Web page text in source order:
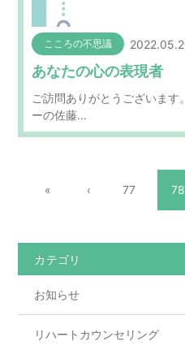
こころの不思議
あなたの心の表現者
ご訪問ありがとうございます
ーの佐藤…
« ‹ 77 78
カテゴリ
お知らせ
リハートカウンセリング